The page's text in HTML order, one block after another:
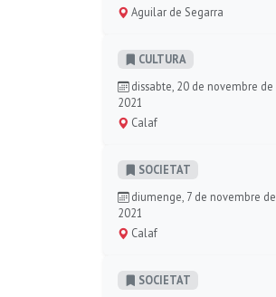
Aguilar de Segarra
CULTURA
dissabte, 20 de novembre de
2021
Calaf
SOCIETAT
diumenge, 7 de novembre de
2021
Calaf
SOCIETAT